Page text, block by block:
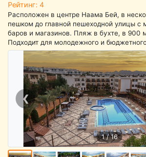
Рейтинг: 4
Расположен в центре Наама Бей, в
пешком до главной пешеходной улицы с
баров и магазинов. Пляж в бухте, в 900
Подходит для молодежного и
❮
1 / 16